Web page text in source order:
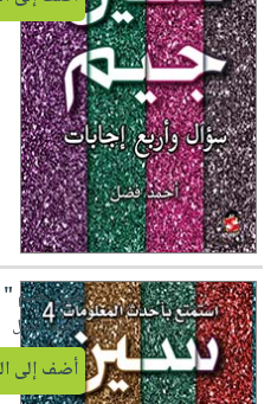
سين جيم "
لـ أحمد فضل
أضف إلى